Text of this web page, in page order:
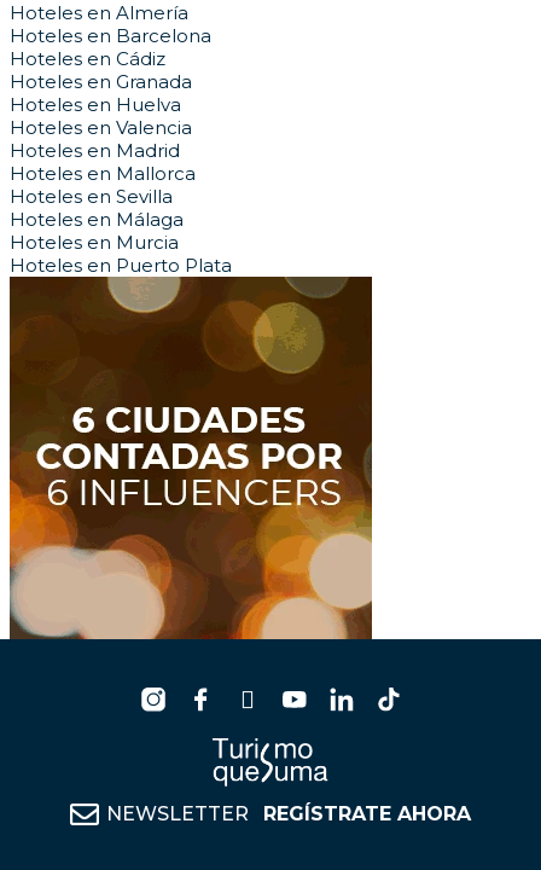
Hoteles en Almería
Hoteles en Barcelona
Hoteles en Cádiz
Hoteles en Granada
Hoteles en Huelva
Hoteles en Valencia
Hoteles en Madrid
Hoteles en Mallorca
Hoteles en Sevilla
Hoteles en Málaga
Hoteles en Murcia
Hoteles en Puerto Plata
NEWSLETTER REGÍSTRATE AHORA